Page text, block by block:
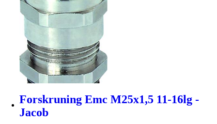
Forskruning Emc M25x1,5 11-16lg -
Jacob